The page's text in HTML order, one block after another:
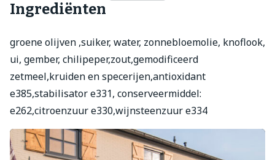
Ingrediënten
groene olijven ,suiker, water, zonnebloemolie, knoflook,
ui, gember, chilipeper,zout,gemodificeerd
zetmeel,kruiden en specerijen,antioxidant
e385,stabilisator e331, conserveermiddel:
e262,citroenzuur e330,wijnsteenzuur e334